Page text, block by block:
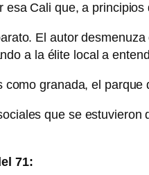
Cali que, a
El autor
a la élite local a
granada, el
que se
71: